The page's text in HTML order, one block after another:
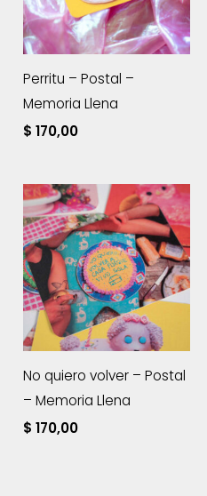
Perritu – Postal –
Memoria Llena
$ 170,00
No quiero volver – Postal
– Memoria Llena
$ 170,00